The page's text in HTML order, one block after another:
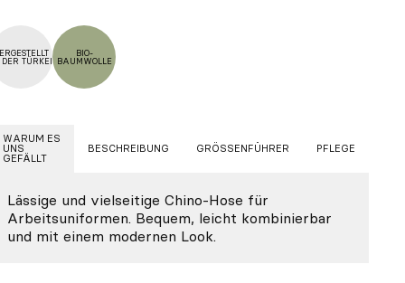
TÜRKEI
BIO-
BAUMWOLLE
WARUM ES
UNS
GEFÄLLT
BESCHREIBUNG GRÖSSENFÜHRER PFLEGE
Lässige und vielseitige Chino-Hose für
Arbeitsuniformen. Bequem, leicht kombinierbar
und mit einem modernen Look.